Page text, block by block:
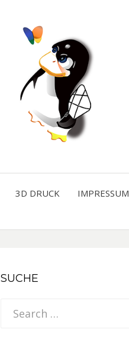
3D DRUCK
IMPRESSUM
SUCHE
Search